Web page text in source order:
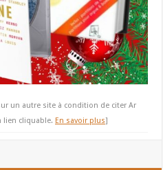
un autre site à condition de citer Ar
lien cliquable. En savoir plus]